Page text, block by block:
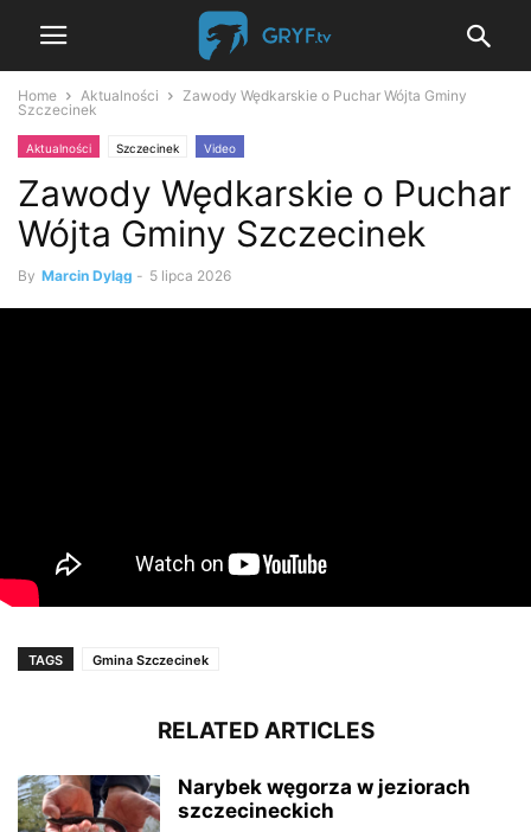
Home Aktualności
Zawody Wędkarskie o Puchar Wójta Gminy
Szczecinek
Aktualności Szczecinek Video
Zawody Wędkarskie o Puchar
Wójta Gminy Szczecinek
By Marcin Dyląg - 5 lipca 2026
TAGS Gmina Szczecinek
RELATED ARTICLES
Narybek węgorza w jeziorach
szczecineckich